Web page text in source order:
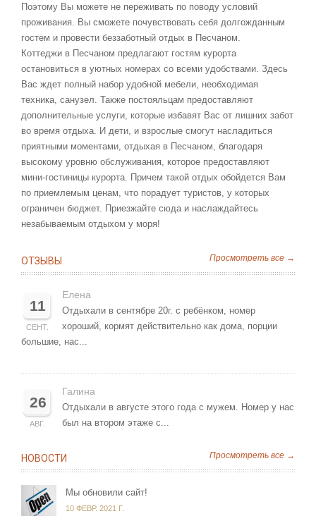
Поэтому Вы можете не переживать по поводу условий
проживания. Вы сможете почувствовать себя долгожданным
гостем и провести беззаботный отдых в Песчаном.
Коттеджи в Песчаном предлагают гостям курорта
остановиться в уютных номерах со всеми удобствами. Здесь
Вас ждет полный набор удобной мебели, необходимая
техника, санузел. Также постояльцам предоставляют
дополнительные услуги, которые избавят Вас от лишних забот
во время отдыха. И дети, и взрослые смогут насладиться
приятными моментами, отдыхая в Песчаном, благодаря
высокому уровню обслуживания, которое предоставляют
мини-гостиницы курорта. Причем такой отдых обойдется Вам
по приемлемым ценам, что порадует туристов, у которых
ограничен бюджет. Приезжайте сюда и наслаждайтесь
незабываемым отдыхом у моря!
ОТЗЫВЫ Просмотреть все →
11
СЕНТ.
Елена
Отдыхали в сентябре 20г. с ребёнком, номер
хороший, кормят действительно как дома, порции
большие, нас...
26
АВГ.
Галина
Отдыхали в августе этого года с мужем. Номер у нас
был на втором этаже с...
НОВОСТИ Просмотреть все →
Мы обновили сайт!
10 ФЕВР. 2021 Г.